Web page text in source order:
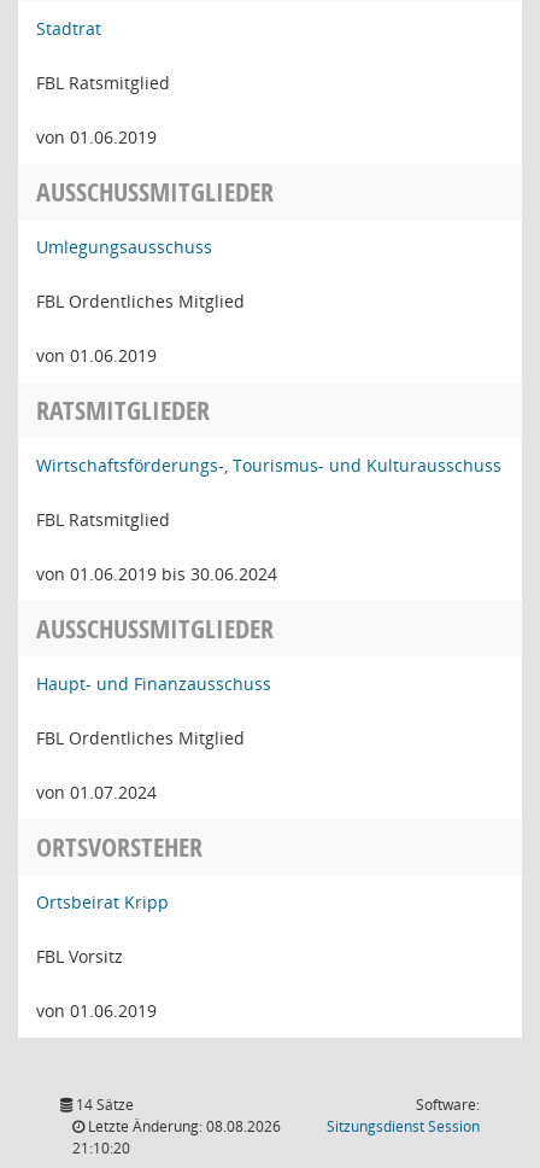
Stadtrat
FBL Ratsmitglied
von 01.06.2019
AUSSCHUSSMITGLIEDER
Umlegungsausschuss
FBL Ordentliches Mitglied
von 01.06.2019
RATSMITGLIEDER
Wirtschaftsförderungs-, Tourismus- und Kulturausschuss
FBL Ratsmitglied
von 01.06.2019 bis 30.06.2024
AUSSCHUSSMITGLIEDER
Haupt- und Finanzausschuss
FBL Ordentliches Mitglied
von 01.07.2024
ORTSVORSTEHER
Ortsbeirat Kripp
FBL Vorsitz
von 01.06.2019
14 Sätze
Letzte Änderung: 08.08.2026
21:10:20
Software:
SitzungsdienstSession(Wird in